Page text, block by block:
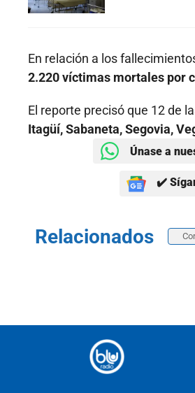
En relación a los
2.220 víctimas mortales por
El reporte precisó que 12 de
Itagüí, Sabaneta, Segovia,
Únase a
✔️
Relacionados